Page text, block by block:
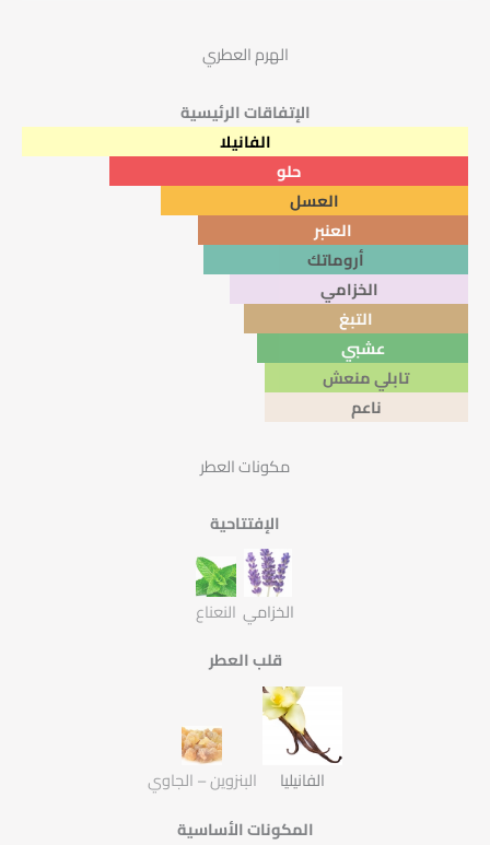
الهرم العطري
الإتفاقات الرئيسية
الفانيلا
حلو
العسل
العنبر
أروماتك
الخزامي
التبغ
عشبي
تابلي منعش
ناعم
مكونات العطر
الإفتتاحية
الخزامي النعناع
قلب العطر
الفانيليا
البنزوين – الجاوي
المكونات الأساسية